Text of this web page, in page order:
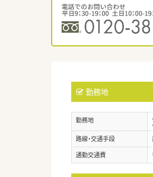
勤務地
勤務地
路線・交通手段
通勤交通費